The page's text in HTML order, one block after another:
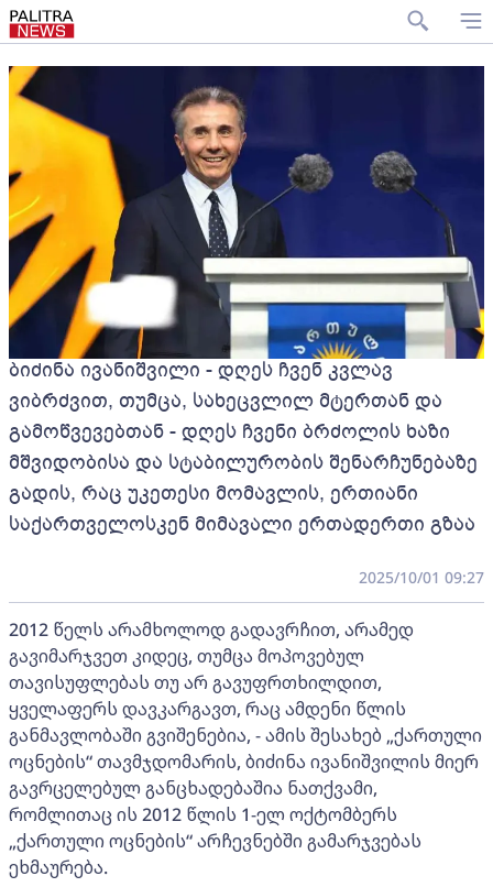
ბიძინა ივანიშვილი - დღეს ჩვენ კვლავ
ვიბრძვით, თუმცა, სახეცვლილ მტერთან და
გამოწვევებთან - დღეს ჩვენი ბრძოლის ხაზი
მშვიდობისა და სტაბილურობის შენარჩუნებაზე
გადის, რაც უკეთესი მომავლის, ერთიანი
საქართველოსკენ მიმავალი ერთადერთი გზაა
2025/10/01 09:27
2012 წელს არამხოლოდ გადავრჩით, არამედ
გავიმარჯვეთ კიდეც, თუმცა მოპოვებულ
თავისუფლებას თუ არ გავუფრთხილდით,
ყველაფერს დავკარგავთ, რაც ამდენი წლის
განმავლობაში გვიშენებია, - ამის შესახებ „ქართული
ოცნების“ თავმჯდომარის, ბიძინა ივანიშვილის მიერ
გავრცელებულ განცხადებაშია ნათქვამი,
რომლითაც ის 2012 წლის 1-ელ ოქტომბერს
„ქართული ოცნების“ არჩევნებში გამარჯვებას
ეხმაურება.